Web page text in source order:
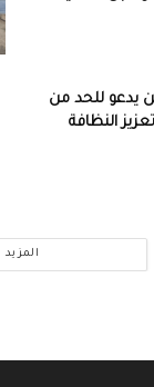
يدعو للحد من
النظافة
المزيد